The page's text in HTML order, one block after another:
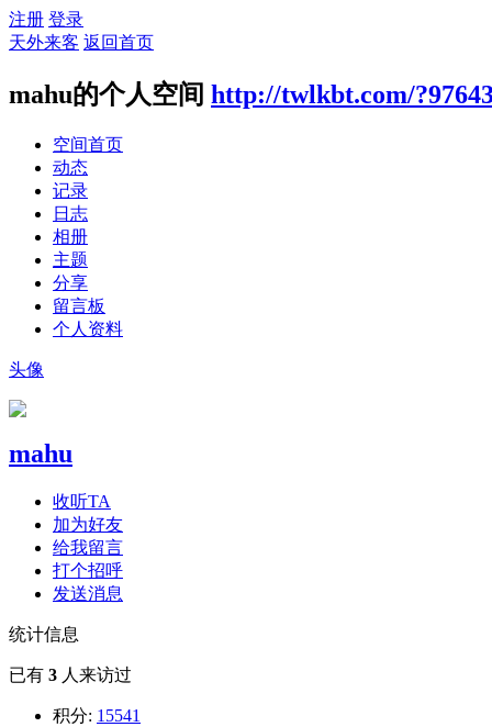
注册 登录
天外来客 返回首页
mahu的个人空间 http://twlkbt.com/
空间首页
动态
记录
日志
相册
主题
分享
留言板
个人资料
头像
mahu
收听TA
加为好友
给我留言
打个招呼
发送消息
统计信息
已有 3 人来访过
积分: 15541